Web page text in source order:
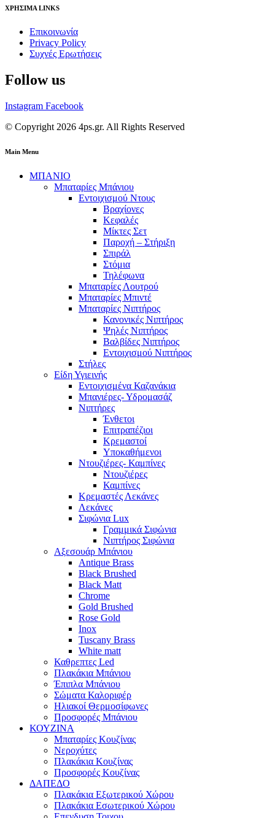
ΧΡΗΣΙΜΑ LINKS
Επικοινωνία
Privacy Policy
Συχνές Ερωτήσεις
Follow us
Instagram Facebook
© Copyright 2026 4ps.gr. All Rights Reserved
Main Menu
ΜΠΑΝΙΟ
Μπαταρίες Μπάνιου
Εντοιχισμού Ντους
Βραχίονες
Κεφαλές
Μίκτες Σετ
Παροχή – Στήριξη
Σπιράλ
Στόμια
Τηλέφωνα
Μπαταρίες Λουτρού
Μπαταρίες Μπιντέ
Μπαταρίες Νιπτήρος
Κανονικές Νιπτήρος
Ψηλές Νιπτήρος
Βαλβίδες Νιπτήρος
Εντοιχισμού Νιπτήρος
Στήλες
Είδη Υγιεινής
Εντοιχισμένα Καζανάκια
Μπανιέρες- Υδρομασάζ
Νιπτήρες
Ένθετοι
Επιτραπέζιοι
Κρεμαστοί
Υποκαθήμενοι
Ντουζιέρες- Καμπίνες
Ντουζιέρες
Καμπίνες
Κρεμαστές Λεκάνες
Λεκάνες
Σιφώνια Lux
Γραμμικά Σιφώνια
Νιπτήρος Σιφώνια
Αξεσουάρ Μπάνιου
Antique Brass
Black Brushed
Black Matt
Chrome
Gold Brushed
Rose Gold
Inox
Tuscany Brass
White matt
Καθρεπτες Led
Πλακάκια Μπάνιου
Έπιπλα Μπάνιου
Σώματα Καλοριφέρ
Ηλιακοί Θερμοσίφωνες
Προσφορές Μπάνιου
ΚΟΥΖΙΝΑ
Μπαταρίες Κουζίνας
Νεροχύτες
Πλακάκια Κουζίνας
Προσφορές Κουζίνας
ΔΑΠΕΔΟ
Πλακάκια Εξωτερικού Χώρου
Πλακάκια Εσωτερικού Χώρου